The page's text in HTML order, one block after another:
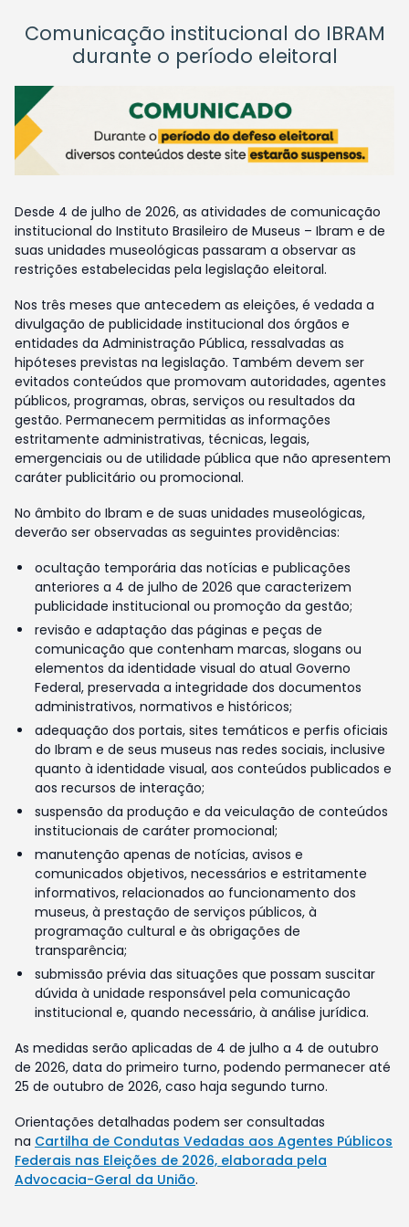
Comunicação institucional do IBRAM
durante o período eleitoral
Desde 4 de julho de 2026, as atividades de comunicação
institucional do Instituto Brasileiro de Museus – Ibram e de
suas unidades museológicas passaram a observar as
restrições estabelecidas pela legislação eleitoral.
Nos três meses que antecedem as eleições, é vedada a
divulgação de publicidade institucional dos órgãos e
entidades da Administração Pública, ressalvadas as
hipóteses previstas na legislação. Também devem ser
evitados conteúdos que promovam autoridades, agentes
públicos, programas, obras, serviços ou resultados da
gestão. Permanecem permitidas as informações
estritamente administrativas, técnicas, legais,
emergenciais ou de utilidade pública que não apresentem
caráter publicitário ou promocional.
No âmbito do Ibram e de suas unidades museológicas,
deverão ser observadas as seguintes providências:
ocultação temporária das notícias e publicações
anteriores a 4 de julho de 2026 que caracterizem
publicidade institucional ou promoção da gestão;
revisão e adaptação das páginas e peças de
comunicação que contenham marcas, slogans ou
elementos da identidade visual do atual Governo
Federal, preservada a integridade dos documentos
administrativos, normativos e históricos;
adequação dos portais, sites temáticos e perfis oficiais
do Ibram e de seus museus nas redes sociais, inclusive
quanto à identidade visual, aos conteúdos publicados e
aos recursos de interação;
suspensão da produção e da veiculação de conteúdos
institucionais de caráter promocional;
manutenção apenas de notícias, avisos e
comunicados objetivos, necessários e estritamente
informativos, relacionados ao funcionamento dos
museus, à prestação de serviços públicos, à
programação cultural e às obrigações de
transparência;
submissão prévia das situações que possam suscitar
dúvida à unidade responsável pela comunicação
institucional e, quando necessário, à análise jurídica.
As medidas serão aplicadas de 4 de julho a 4 de outubro
de 2026, data do primeiro turno, podendo permanecer até
25 de outubro de 2026, caso haja segundo turno.
Orientações detalhadas podem ser consultadas
na Cartilha de Condutas Vedadas aos Agentes Públicos
Federais nas Eleições de 2026, elaborada pela
Advocacia-Geral da União.